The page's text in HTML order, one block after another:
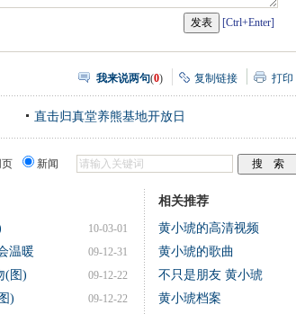
[Ctrl+Enter]
我来说两句(0) 复制链接 打印
直击归真堂养熊基地开放日
页 新闻
10-03-01
09-12-31
温暖
09-12-22
(图)
09-12-22
)
相关推荐
黄小琥的高清视频
黄小琥的歌曲
不只是朋友 黄小琥
黄小琥档案